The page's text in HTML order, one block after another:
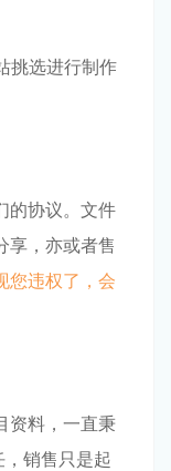
挑选进行制作
的协议。文件
享，亦或者售
您违权了，会
资料，一直秉
，销售只是起